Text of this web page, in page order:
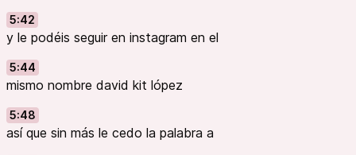
5:42
y le podéis seguir en instagram en el
5:44
mismo nombre david kit lópez
5:48
así que sin más le cedo la palabra a